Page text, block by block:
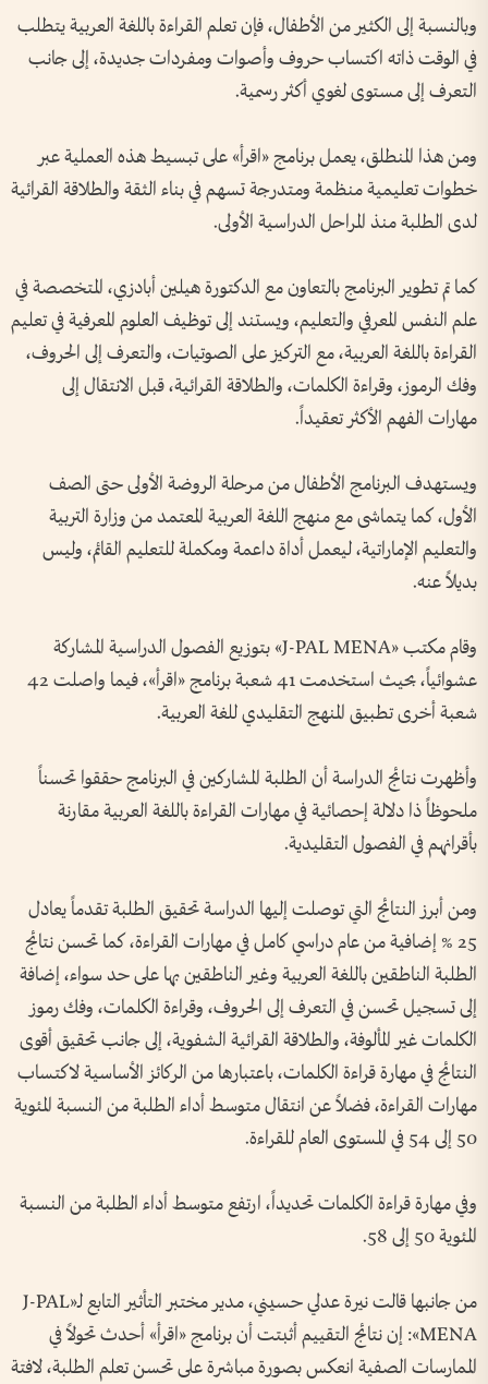
وبالنسبة إلى الكثير من الأطفال، فإن تعلم القراءة باللغة العربية يتطلب
في الوقت ذاته اكتساب حروف وأصوات ومفردات جديدة، إلى جانب
التعرف إلى مستوى لغوي أكثر رسمية.
ومن هذا المنطلق، يعمل برنامج «اقرأ» على تبسيط هذه العملية عبر
خطوات تعليمية منظمة ومتدرجة تسهم في بناء الثقة والطلاقة القرائية
لدى الطلبة منذ المراحل الدراسية الأولى.
كما تم تطوير البرنامج بالتعاون مع الدكتورة هيلين أبادزي، المتخصصة في
علم النفس المعرفي والتعليم، ويستند إلى توظيف العلوم المعرفية في تعليم
القراءة باللغة العربية، مع التركيز على الصوتيات، والتعرف إلى الحروف،
وفك الرموز، وقراءة الكلمات، والطلاقة القرائية، قبل الانتقال إلى
مهارات الفهم الأكثر تعقيداً.
ويستهدف البرنامج الأطفال من مرحلة الروضة الأولى حتى الصف
الأول، كما يتماشى مع منهج اللغة العربية المعتمد من وزارة التربية
والتعليم الإماراتية، ليعمل أداة داعمة ومكملة للتعليم القائم، وليس
بديلاً عنه.
وقام مكتب «J-PAL MENA» بتوزيع الفصول الدراسية المشاركة
عشوائياً، بحيث استخدمت 41 شعبة برنامج «اقرأ»، فيما واصلت 42
شعبة أخرى تطبيق المنهج التقليدي للغة العربية.
وأظهرت نتائج الدراسة أن الطلبة المشاركين في البرنامج حققوا تحسناً
ملحوظاً ذا دلالة إحصائية في مهارات القراءة باللغة العربية مقارنة
بأقرانهم في الفصول التقليدية.
ومن أبرز النتائج التي توصلت إليها الدراسة تحقيق الطلبة تقدماً يعادل
25 % إضافية من عام دراسي كامل في مهارات القراءة، كما تحسن نتائج
الطلبة الناطقين باللغة العربية وغير الناطقين بها على حد سواء، إضافة
إلى تسجيل تحسن في التعرف إلى الحروف، وقراءة الكلمات، وفك رموز
الكلمات غير المألوفة، والطلاقة القرائية الشفوية، إلى جانب تحقيق أقوى
النتائج في مهارة قراءة الكلمات، باعتبارها من الركائز الأساسية لاكتساب
مهارات القراءة، فضلاً عن انتقال متوسط أداء الطلبة من النسبة المئوية
50 إلى 54 في المستوى العام للقراءة.
وفي مهارة قراءة الكلمات تحديداً، ارتفع متوسط أداء الطلبة من النسبة
المئوية 50 إلى 58.
من جانبها قالت نيرة عدلي حسيني، مدير مختبر التأثير التابع لـ«J-PAL
MENA»: إن نتائج التقييم أثبتت أن برنامج «اقرأ» أحدث تحولاً في
الممارسات الصفية انعكس بصورة مباشرة على تحسن تعلم الطلبة، لافتة